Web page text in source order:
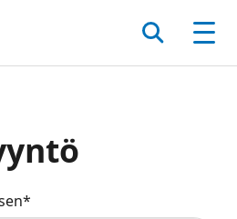
Hae